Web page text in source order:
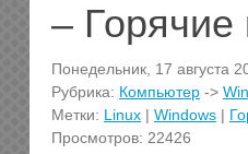
– Горячие
Понедельник, 17 августа
Рубрика: Компьютер ->
Метки: Linux | Windows |
Просмотров: 22426